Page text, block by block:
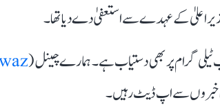
کے عہدے سے استعفیٰ دے دیا تھا۔
ٹیلی گرام پر بھی دستیاب ہے۔ ہمارے چینل (
خبروں سے اپ ڈیٹ رہیں۔